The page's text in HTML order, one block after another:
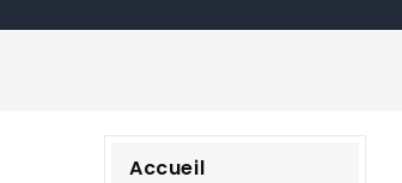
Accueil